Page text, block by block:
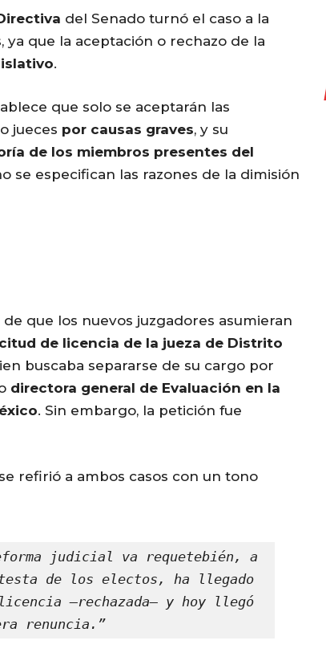
del Senado turnó el caso a la
ya que la aceptación o rechazo de la
.
que solo se aceptarán las
jueces por causas graves, y su
de los miembros presentes del
se especifican las razones de la dimisión
que los nuevos juzgadores asumieran
de licencia de la jueza de Distrito
buscaba separarse de su cargo por
directora general de Evaluación en la
. Sin embargo, la petición fue
refirió a ambos casos con un tono
judicial va requetebién, a
de los electos, ha llegado
—rechazada— y hoy llegó
renuncia.”